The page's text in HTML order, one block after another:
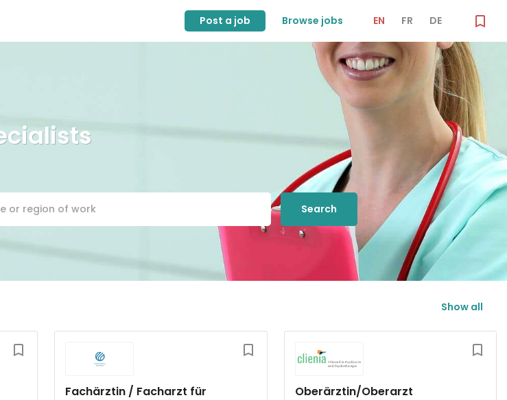
Post a job Browse jobs EN FR DE
Search
Show all
Fachärztin / Facharzt für
Oberärztin/Oberarzt